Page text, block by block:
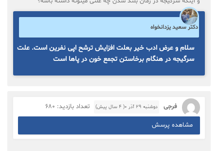
دکتر سعید یزدانخواه
سلام و عرض ادب خیر بعلت افزایش ترشح اپی نفرین است. علت
سرگیجه در هنگام برخاستن تجمع خون در پاها است
فرجی دوشنبه ۲۹ آذر ۰( 4 سال پیش) تعداد بازدید: 680
مشاهده پرسش